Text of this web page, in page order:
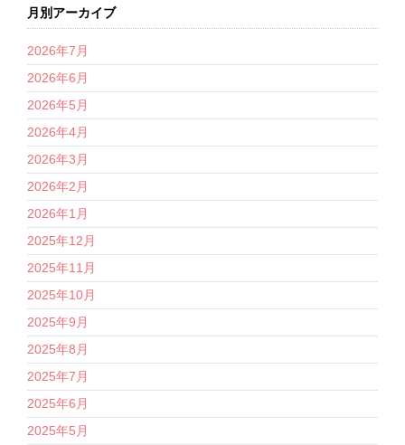
月別アーカイブ
2026年7月
2026年6月
2026年5月
2026年4月
2026年3月
2026年2月
2026年1月
2025年12月
2025年11月
2025年10月
2025年9月
2025年8月
2025年7月
2025年6月
2025年5月